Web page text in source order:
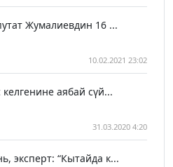
Жумалиевдин 16 ...
10.02.2021 23:02
аябай сүй...
31.03.2020 4:20
эксперт: “Кытайда к...